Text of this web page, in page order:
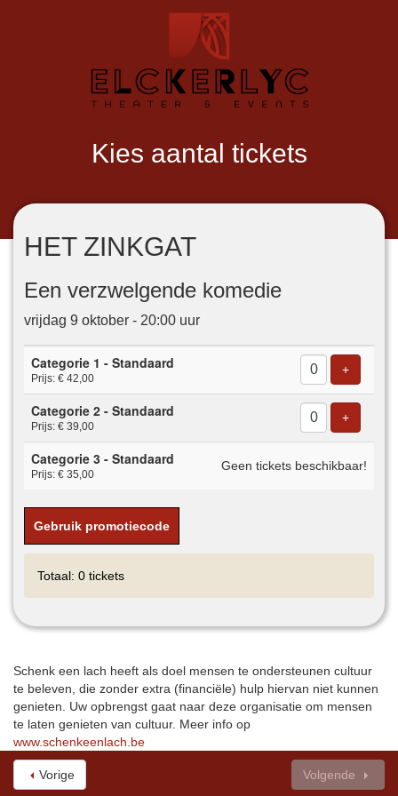
Kies aantal tickets
HET ZINKGAT
Een verzwelgende komedie
vrijdag 9 oktober - 20:00 uur
Aantal
Categorie 1 - Standaard
Prijs: € 42,00
+Voeg
Categorie 2 - Standaard
Prijs: € 39,00
+Voeg
Categorie 3 - Standaard
Prijs: € 35,00
Geen tickets beschikbaar!
Gebruik promotiecode
Totaal: 0 tickets
Schenk een lach heeft als doel mensen te ondersteunen cultuur
te beleven, die zonder extra (financiële) hulp hiervan niet kunnen
genieten. Uw opbrengst gaat naar deze organisatie om mensen
te laten genieten van cultuur. Meer info op
www.schenkeenlach.be
Vorige Volgende